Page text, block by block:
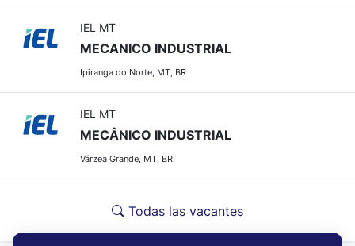
IEL MT
MECANICO INDUSTRIAL
Ipiranga do Norte, MT, BR
IEL MT
MECÂNICO INDUSTRIAL
Várzea Grande, MT, BR
Todas las vacantes